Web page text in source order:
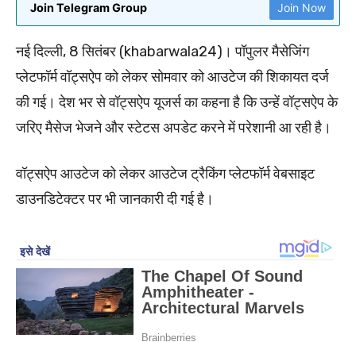
Join Telegram Group Join Now
नई दिल्ली, 8 सितंबर (khabarwala24)। पॉपुलर मैसेजिंग
प्लेटफॉर्म वॉट्सऐप को लेकर सोमवार को आउटेज की शिकायत दर्ज
की गई। देश भर से वॉट्सऐप यूजर्स का कहना है कि उन्हें वॉट्सऐप के
जरिए मैसेज भेजने और स्टेटस अपडेट करने में परेशानी आ रही है।
वॉट्सऐप आउटेज को लेकर आउटेज ट्रैकिंग प्लेटफॉर्म वेबसाइट
डाउनडिटेक्टर पर भी जानकारी दी गई है।